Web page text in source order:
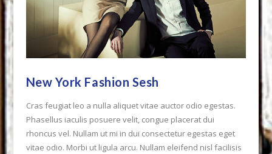
New York Fashion Sesh
Cras feugiat leo a nulla aliquet vitae auctor odio egestas.
Phasellus iaculis posuere velit, congue placerat dui
rhoncus vel. Nullam ut mi in dui consectetur egestas eget
vitae odio. Morbi ut ligula arcu. Nullam eleifend nisl facilisis